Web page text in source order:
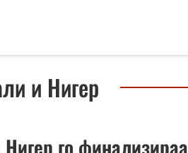
и Нигер
го финализираа